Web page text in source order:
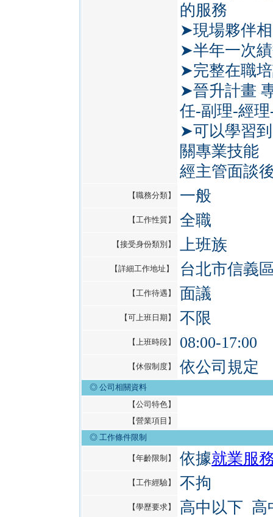
的服務
➤現場夥伴
➤半年一次
➤完整在職
➤晉升計畫
任-副理-經
➤可以學習
關專業技能
經主管面談
【職務分類】 一般
【工作性質】 全職
【接受身份類別】 上班族
【詳細工作地址】 台北市信義
【工作待遇】 面議
【可上班日期】 不限
【上班時段】 08:00-17:00
【休假制度】 依公司規定
◎ 公司相關資料
【公司特色】
【營業項目】
◎ 工作條件限制
【年齡限制】 依據就業服
【工作經驗】 不拘
【學歷要求】 高中以下